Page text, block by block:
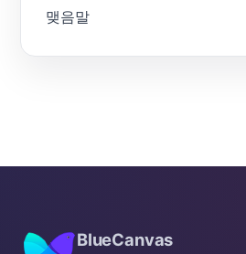
맺음말
BlueCanvas